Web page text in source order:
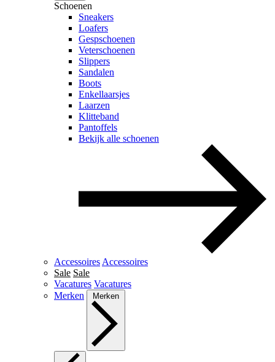
Schoenen
Sneakers
Loafers
Gespschoenen
Veterschoenen
Slippers
Sandalen
Boots
Enkellaarsjes
Laarzen
Klitteband
Pantoffels
Bekijk alle schoenen
Accessoires Accessoires
Sale Sale
Vacatures Vacatures
Merken
Merken